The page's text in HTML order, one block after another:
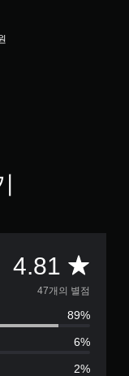
4.81 총
4
7
별
47개의 별점
89%
6%
2%